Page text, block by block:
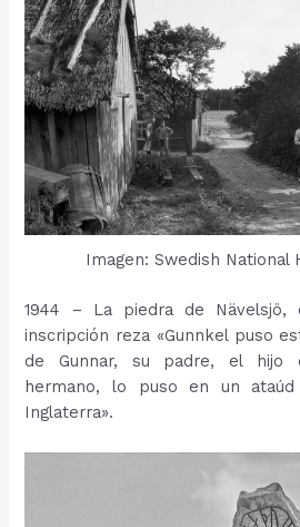
Imagen: Swedish National
1944 – La piedra de Nävelsjö,
inscripción reza «Gunnkel puso
de Gunnar, su padre, el hijo
hermano, lo puso en un
Inglaterra».